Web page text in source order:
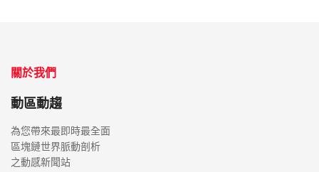
關於我們
動區動趨
為您帶來最即時最全面
區塊鏈世界脈動剖析
之動感新聞站